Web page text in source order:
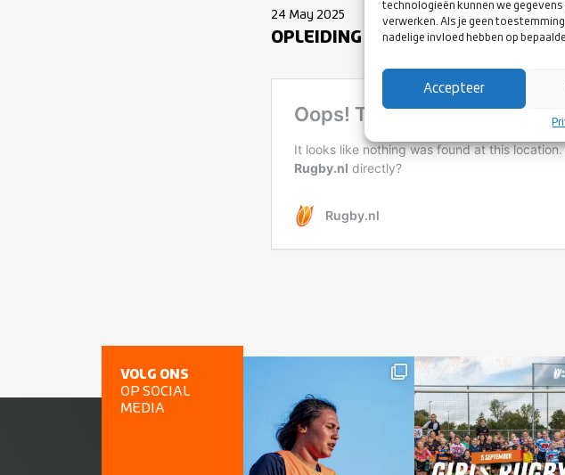
technologieën kunnen we
verwerken. Als je geen
nadelige invloed hebben op
Accepteer
24 May 2025
OPLEIDING WR COACH 2 IN DEN
VOLG ONS
OP SOCIAL
MEDIA